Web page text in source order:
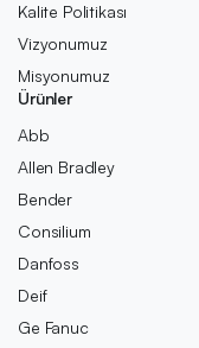
Kalite Politikası
Vizyonumuz
Misyonumuz
Ürünler
Abb
Allen Bradley
Bender
Consilium
Danfoss
Deif
Ge Fanuc